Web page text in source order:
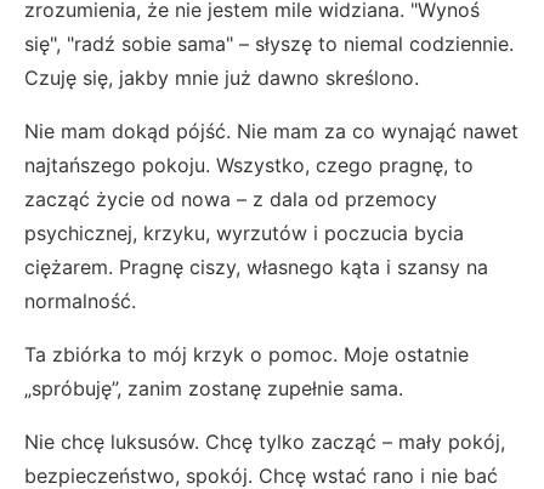
zrozumienia, że nie jestem mile widziana. "Wynoś
się", "radź sobie sama" – słyszę to niemal codziennie.
Czuję się, jakby mnie już dawno skreślono.
Nie mam dokąd pójść. Nie mam za co wynająć nawet
najtańszego pokoju. Wszystko, czego pragnę, to
zacząć życie od nowa – z dala od przemocy
psychicznej, krzyku, wyrzutów i poczucia bycia
ciężarem. Pragnę ciszy, własnego kąta i szansy na
normalność.
Ta zbiórka to mój krzyk o pomoc. Moje ostatnie
„spróbuję”, zanim zostanę zupełnie sama.
Nie chcę luksusów. Chcę tylko zacząć – mały pokój,
bezpieczeństwo, spokój. Chcę wstać rano i nie bać